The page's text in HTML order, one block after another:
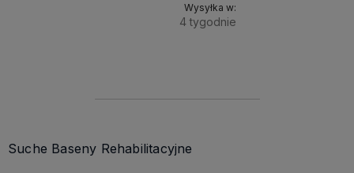
Wysyłka w:
4 tygodnie
Suche Baseny Rehabilitacyjne